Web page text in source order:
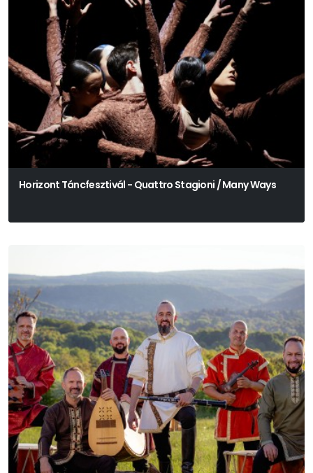
Horizont Táncfesztivál - Quattro Stagioni / Many Ways